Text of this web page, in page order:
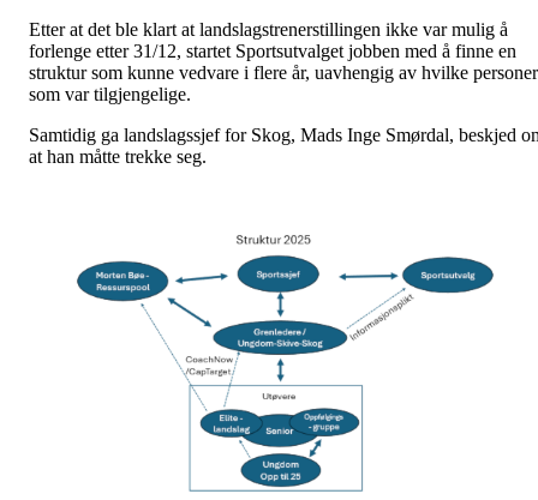
Etter at det ble klart at landslagstrenerstillingen ikke var mulig å
forlenge etter 31/12, startet Sportsutvalget jobben med å finne en
struktur som kunne vedvare i flere år, uavhengig av hvilke personer
som var tilgjengelige.
Samtidig ga landslagssjef for Skog, Mads Inge Smørdal, beskjed
at han måtte trekke seg.